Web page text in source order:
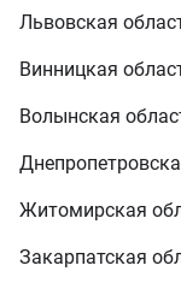
Львовская
Винницкая
Волынская
Житомирская
Закарпатская